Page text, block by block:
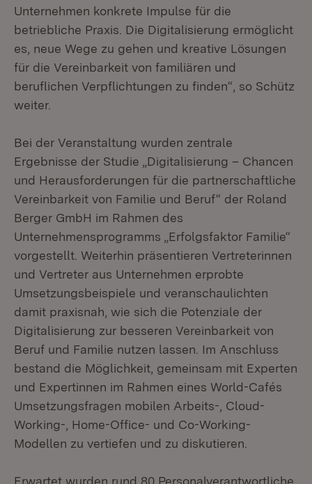
Unternehmen konkrete Impulse für die
betriebliche Praxis. Die Digitalisierung ermöglicht
es, neue Wege zu gehen und kreative Lösungen
für die Vereinbarkeit von familiären und
beruflichen Verpflichtungen zu finden“, so Schütz
weiter.
Bei der Veranstaltung wurden zentrale
Ergebnisse der Studie „Digitalisierung – Chancen
und Herausforderungen für die partnerschaftliche
Vereinbarkeit von Familie und Beruf“ der Roland
Berger GmbH im Rahmen des
Unternehmensprogramms „Erfolgsfaktor Familie“
vorgestellt. Weiterhin präsentieren Vertreterinnen
und Vertreter aus Unternehmen erprobte
Umsetzungsbeispiele und veranschaulichten
damit praxisnah, wie sich die Potenziale der
Digitalisierung zur besseren Vereinbarkeit von
Beruf und Familie nutzen lassen. Im Anschluss
bestand die Möglichkeit, gemeinsam mit Experten
und Expertinnen im Rahmen eines World-Cafés
Umsetzungsfragen mobilen Arbeits-, Cloud-
Working-, Home-Office- und Co-Working-
Modellen zu vertiefen und zu diskutieren.
Erwartet wurden rund 80 Personalverantwortliche